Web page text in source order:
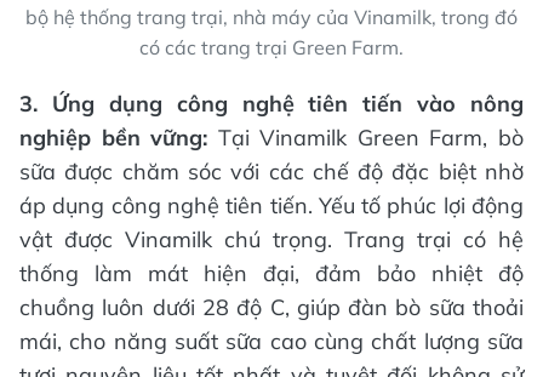
bộ hệ thống trang trại, nhà máy của Vinamilk, trong đó
có các trang trại Green Farm.
3. Ứng dụng công nghệ tiên tiến vào nông
nghiệp bền vững: Tại Vinamilk Green Farm, bò
sữa được chăm sóc với các chế độ đặc biệt nhờ
áp dụng công nghệ tiên tiến. Yếu tố phúc lợi động
vật được Vinamilk chú trọng. Trang trại có hệ
thống làm mát hiện đại, đảm bảo nhiệt độ
chuồng luôn dưới 28 độ C, giúp đàn bò sữa thoải
mái, cho năng suất sữa cao cùng chất lượng sữa